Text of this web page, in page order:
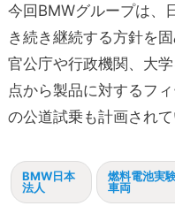
今回BMWグループは、
き続き継続する方針を
官公庁や行政機関、大
点から製品に対するフ
の公道試乗も計画されて
BMW日本
法人
燃料電池実
車両